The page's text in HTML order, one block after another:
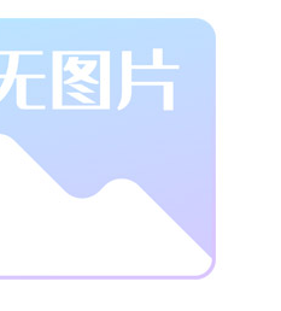
楼建
上都是